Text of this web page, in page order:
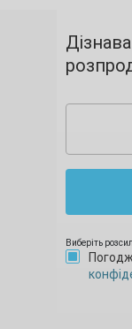
Виберіть